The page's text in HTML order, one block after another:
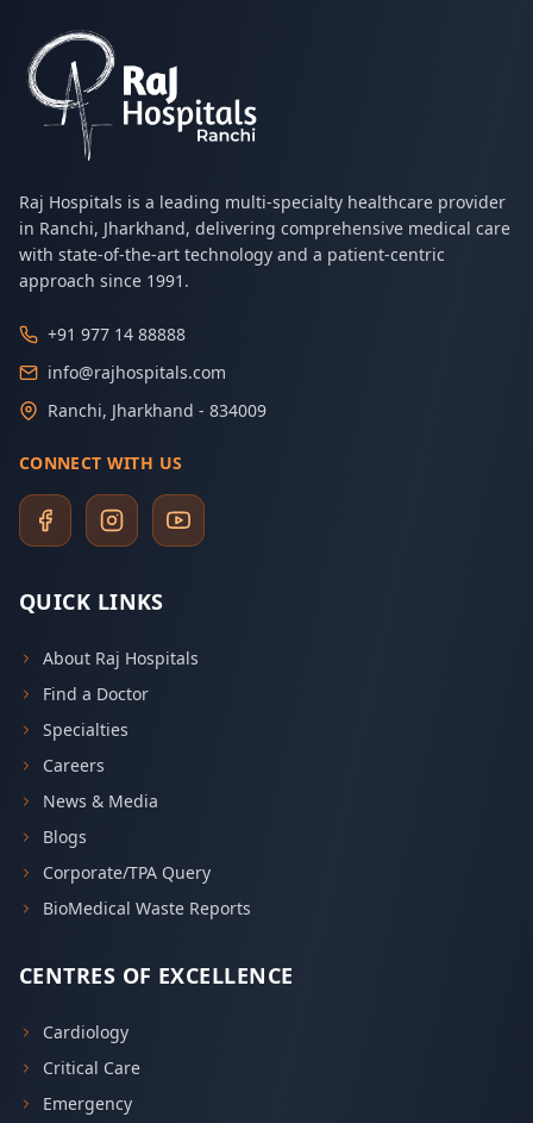
Raj Hospitals is a leading multi-specialty healthcare provider
in Ranchi, Jharkhand, delivering comprehensive medical care
with state-of-the-art technology and a patient-centric
approach since 1991.
+91 977 14 88888
info@rajhospitals.com
Ranchi, Jharkhand - 834009
CONNECT WITH US
QUICK LINKS
About Raj Hospitals
Find a Doctor
Specialties
Careers
News & Media
Blogs
Corporate/TPA Query
BioMedical Waste Reports
CENTRES OF EXCELLENCE
Cardiology
Critical Care
Emergency